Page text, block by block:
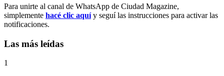
Para unirte al canal de WhatsApp de Ciudad Magazine,
simplemente hacé clic aquíy seguí las instrucciones para activar las
notificaciones.
Las más leídas
1